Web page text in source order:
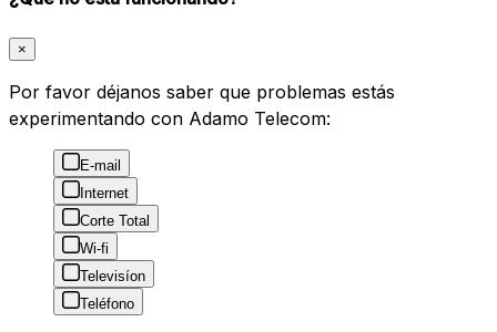
×
Por favor déjanos saber que problemas estás
experimentando con Adamo Telecom:
E-mail
Internet
Corte Total
Wi-fi
Televisíon
Teléfono